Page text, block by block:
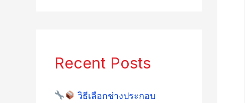
Recent Posts
วิธีเลือกช่างประกอบ